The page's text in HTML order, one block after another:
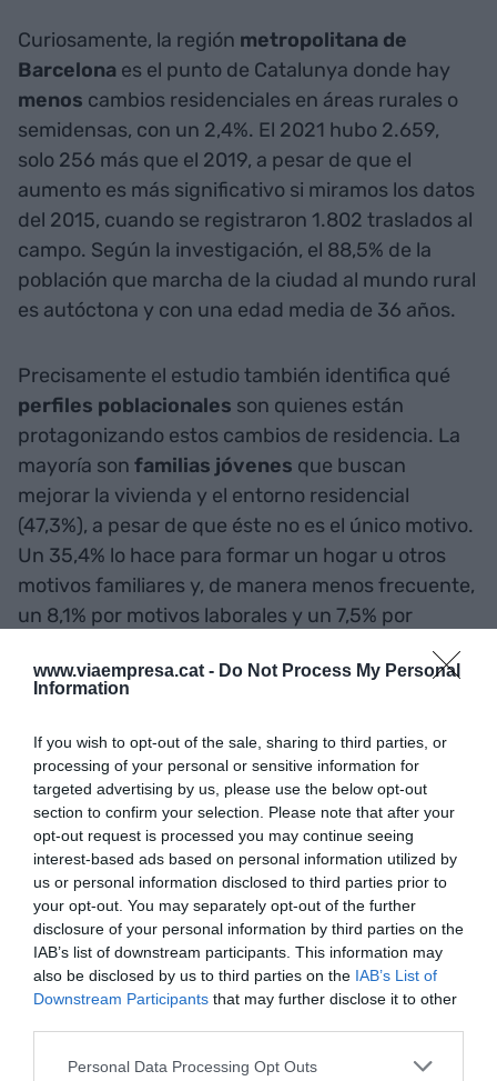
www.viaempresa.cat - Do Not Process My Personal
Information
If you wish to opt-out of the sale, sharing to third parties, or
processing of your personal or sensitive information for
targeted advertising by us, please use the below opt-out
section to confirm your selection. Please note that after your
opt-out request is processed you may continue seeing
interest-based ads based on personal information utilized by
us or personal information disclosed to third parties prior to
your opt-out. You may separately opt-out of the further
disclosure of your personal information by third parties on the
IAB’s list of downstream participants. This information may
also be disclosed by us to third parties on the IAB’s List of
Downstream Participants that may further disclose it to other
Personal Data Processing Opt Outs
Curiosamente, la región metropolitana de
Barcelona es el punto de Catalunya donde hay
menos cambios residenciales en áreas rurales o
semidensas, con un 2,4%. El 2021 hubo 2.659,
solo 256 más que el 2019, a pesar de que el
aumento es más significativo si miramos los datos
del 2015, cuando se registraron 1.802 traslados al
campo. Según la investigación, el 88,5% de la
población que marcha de la ciudad al mundo rural
es autóctona y con una edad media de 36 años.
Precisamente el estudio también identifica qué
perfiles poblacionales son quienes están
protagonizando estos cambios de residencia. La
mayoría son familias jóvenes que buscan
mejorar la vivienda y el entorno residencial
(47,3%), a pesar de que éste no es el único motivo.
Un 35,4% lo hace para formar un hogar u otros
motivos familiares y, de manera menos frecuente,
un 8,1% por motivos laborales y un 7,5% por
motivos económicos o forzados relacionados con
la vivienda.
Las migraciones desde el
mundo rural son más
equilibradas
Los tránsitos no son proporcionales a la inversa.
La gente que vive en el campo y decide cambiar
de domicilio lo hace de una manera más
equilibrada. Según el estudio, el 32,9% del total
de personas que marchan del mundo rural se
mueven a grandes ciudades, un 41,7% en
ciudades medianas y áreas semidensas, y un